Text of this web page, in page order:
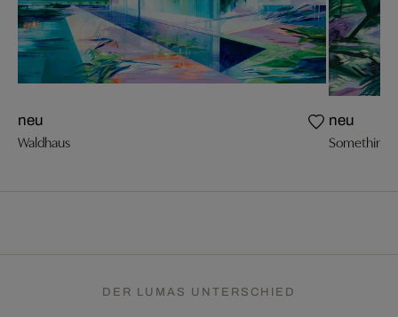
neu
Waldhaus
neu
Something
DER LUMAS UNTERSCHIED